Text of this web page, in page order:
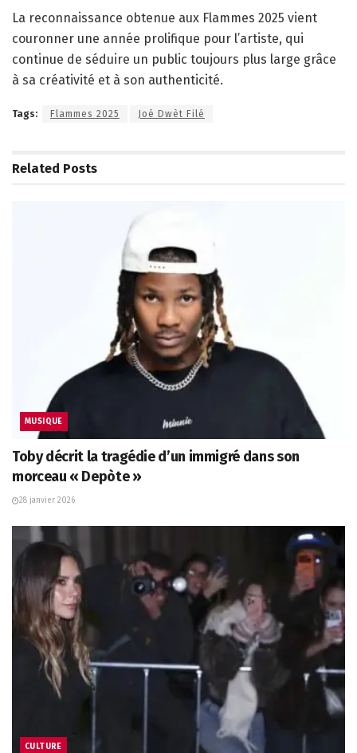
La reconnaissance obtenue aux Flammes 2025 vient
couronner une année prolifique pour l’artiste, qui
continue de séduire un public toujours plus large grâce
à sa créativité et à son authenticité.
Tags: Flammes 2025 Joé Dwèt Filé
Related Posts
MUSIQUE
Toby décrit la tragédie d’un immigré dans son
morceau « Depòte »
28 janvier 2026
CULTURE